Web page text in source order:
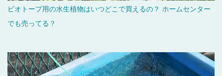
ビオトープ用の水生植物はいつどこで買えるの？ ホームセンター
でも売ってる？